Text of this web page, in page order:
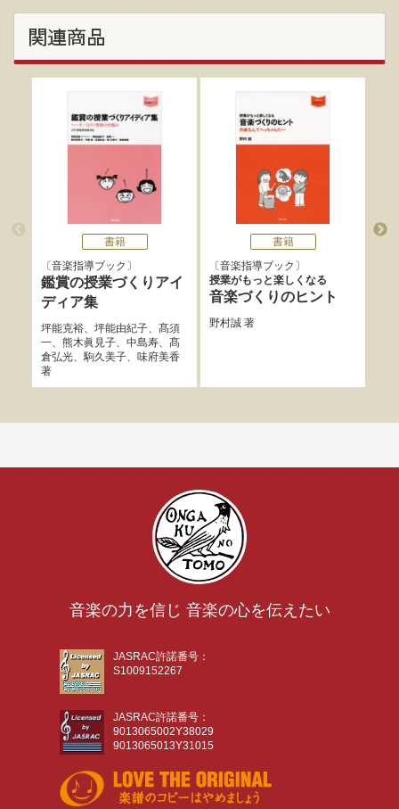
関連商品
書籍
音楽指導ブック
鑑賞の授業づくりアイ
ディア集
坪能克裕、 坪能由紀子、 髙須
一、 熊木眞見子、 中島寿、 髙
倉弘光、駒久美子、 味府美香
著
書籍
音楽指導ブック
授業がもっと楽しくなる
音楽づくりのヒント
野村誠著
音楽の力を信じ 音楽の心を伝えたい
JASRAC許諾番号：
S1009152267
JASRAC許諾番号：
9013065002Y38029
9013065013Y31015